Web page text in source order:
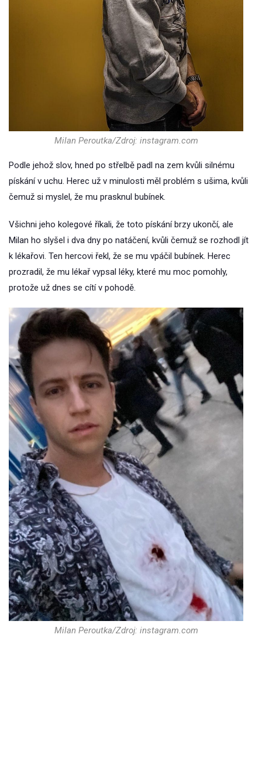
Milan Peroutka/Zdroj: instagram.com
Podle jehož slov, hned po střelbě padl na zem kvůli silnému
pískání v uchu. Herec už v minulosti měl problém s ušima, kvůli
čemuž si myslel, že mu prasknul bubínek.
Všichni jeho kolegové říkali, že toto pískání brzy ukončí, ale
Milan ho slyšel i dva dny po natáčení, kvůli čemuž se rozhodl jít
k lékařovi. Ten hercovi řekl, že se mu vpáčil bubínek. Herec
prozradil, že mu lékař vypsal léky, které mu moc pomohly,
protože už dnes se cítí v pohodě.
Milan Peroutka/Zdroj: instagram.com